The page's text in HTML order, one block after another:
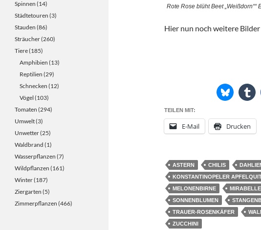
Rote Rose blüht Beet
Hier nun noch weitere
TEILEN MIT:
E-Mail Drucken
ASTERN CHILIS
KONSTANTINOPELER
MELONENBIRNE
MIRABELLE
SONNENBLUMEN
TRAUER-ROSENKÄFER
ZUCCHINI
Spinnen (14)
Städtetouren (3)
Stauden (86)
Sträucher(260)
Tiere(185)
Amphibien (13)
Reptilien (29)
Schnecken (12)
Vögel (103)
Tomaten (294)
Umwelt(3)
Unwetter(25)
Waldbrand (1)
Wasserpflanzen (7)
Wildpflanzen (161)
Winter(187)
Ziergarten (5)
Zimmerpflanzen (466)